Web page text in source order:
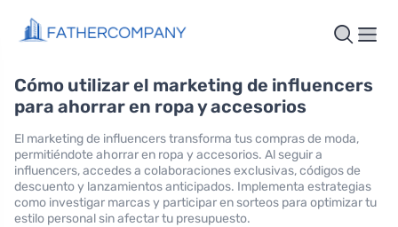
Cómo utilizar el marketing de influencers
para ahorrar en ropa y accesorios
El marketing de influencers transforma tus compras de moda,
permitiéndote ahorrar en ropa y accesorios. Al seguir a
influencers, accedes a colaboraciones exclusivas, códigos de
descuento y lanzamientos anticipados. Implementa estrategias
como investigar marcas y participar en sorteos para optimizar tu
estilo personal sin afectar tu presupuesto.